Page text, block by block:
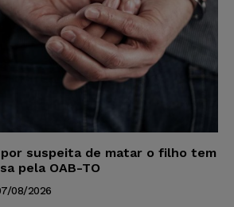
suspeita de matar o filho tem
pela OAB-TO
08/2026